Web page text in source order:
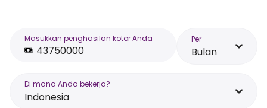
Masukkan penghasilan kotor Anda Per
Bulan
Di mana Anda bekerja?
Indonesia